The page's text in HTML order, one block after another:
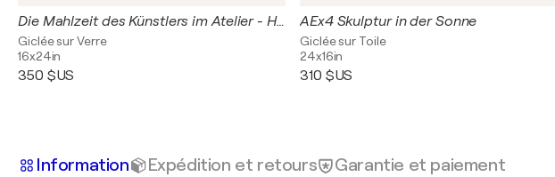
Die Mahlzeit des Künstlers im Atelier - Hommage in Acrylglas an Andy Warhol
Giclée sur Verre
16x24in
350 $US
AEx4 Skulptur in der Sonne
Giclée sur Toile
24x16in
310 $US
Information Expédition et retours Garantie et paiement